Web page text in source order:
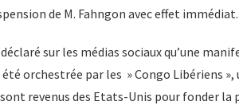
de M. Fahngon avec effet immédiat.
sur les médias sociaux qu’une
orchestrée par les » Congo Libériens »,
revenus des Etats-Unis pour fonder la